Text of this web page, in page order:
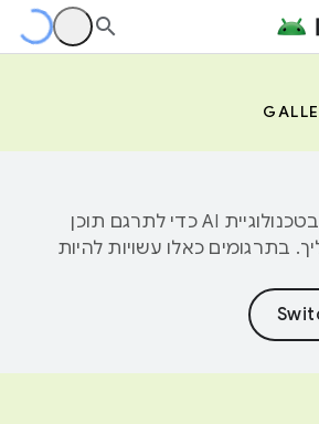
‫Google משתמשת בטכנולוגיית AI כדי לתרגם תוכן
בתרגומים כאלו עשויות להיות